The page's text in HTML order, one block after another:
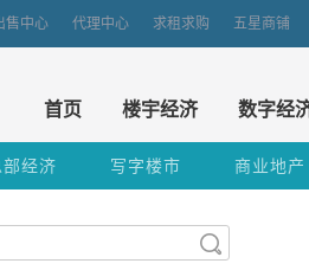
售中心 代理中心 求租求购 五星商铺
首页 楼宇经济 数字经
经济 写字楼市 商业地产